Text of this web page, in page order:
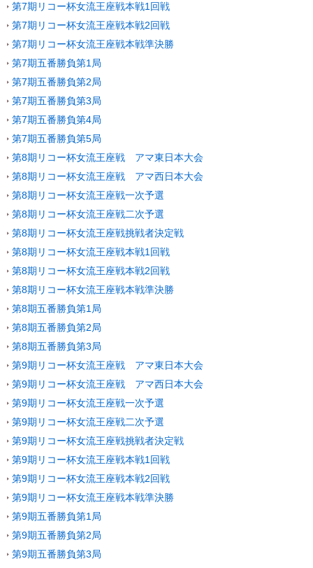
第7期リコー杯女流王座戦本戦1回戦
第7期リコー杯女流王座戦本戦2回戦
第7期リコー杯女流王座戦本戦準決勝
第7期五番勝負第1局
第7期五番勝負第2局
第7期五番勝負第3局
第7期五番勝負第4局
第7期五番勝負第5局
第8期リコー杯女流王座戦 アマ東日本大会
第8期リコー杯女流王座戦 アマ西日本大会
第8期リコー杯女流王座戦一次予選
第8期リコー杯女流王座戦二次予選
第8期リコー杯女流王座戦挑戦者決定戦
第8期リコー杯女流王座戦本戦1回戦
第8期リコー杯女流王座戦本戦2回戦
第8期リコー杯女流王座戦本戦準決勝
第8期五番勝負第1局
第8期五番勝負第2局
第8期五番勝負第3局
第9期リコー杯女流王座戦 アマ東日本大会
第9期リコー杯女流王座戦 アマ西日本大会
第9期リコー杯女流王座戦一次予選
第9期リコー杯女流王座戦二次予選
第9期リコー杯女流王座戦挑戦者決定戦
第9期リコー杯女流王座戦本戦1回戦
第9期リコー杯女流王座戦本戦2回戦
第9期リコー杯女流王座戦本戦準決勝
第9期五番勝負第1局
第9期五番勝負第2局
第9期五番勝負第3局